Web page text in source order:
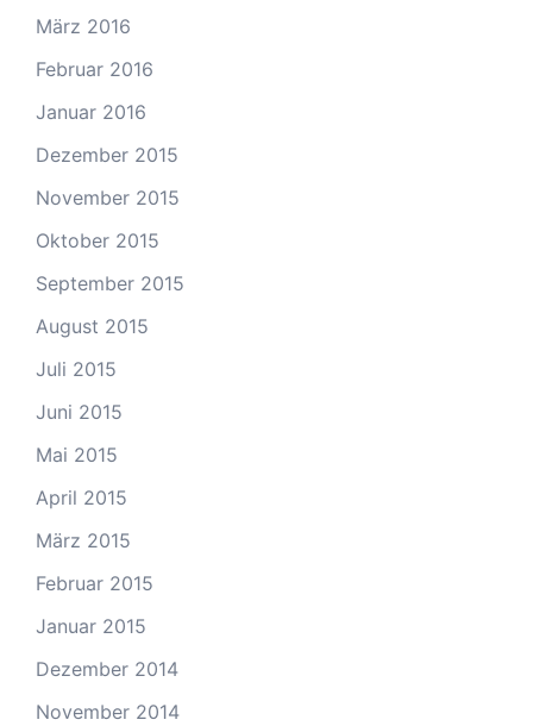
März 2016
Februar 2016
Januar 2016
Dezember 2015
November 2015
Oktober 2015
September 2015
August 2015
Juli 2015
Juni 2015
Mai 2015
April 2015
März 2015
Februar 2015
Januar 2015
Dezember 2014
November 2014